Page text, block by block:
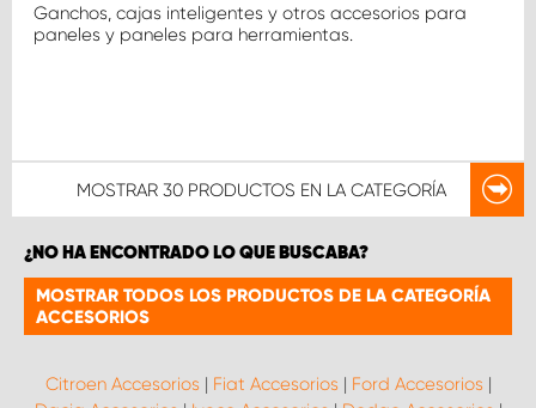
Ganchos, cajas inteligentes y otros accesorios para
paneles y paneles para herramientas.
MOSTRAR 30 PRODUCTOS EN LA CATEGORÍA
¿NO HA ENCONTRADO LO QUE BUSCABA?
MOSTRAR TODOS LOS PRODUCTOS DE LA CATEGORÍA
ACCESORIOS
Citroen Accesorios | Fiat Accesorios | Ford Accesorios |